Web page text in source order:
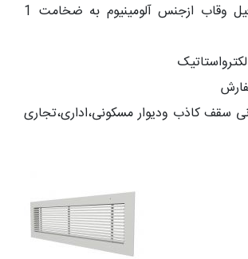
متریال : پروفیل وقاب ازجنس آلومینیوم به ضخامت 1
سقف کاذب ودیوار مسکونی،اداری،تجاری